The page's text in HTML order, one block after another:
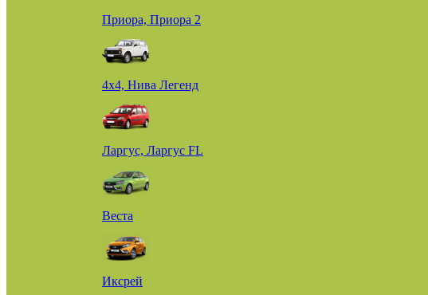
Приора, Приора 2
4х4, Нива Легенд
Ларгус, Ларгус FL
Веста
Иксрей